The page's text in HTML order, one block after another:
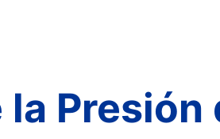
Presión